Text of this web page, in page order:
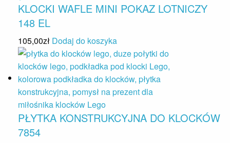
KLOCKI WAFLE MINI POKAZ LOTNICZY
148 EL
105,00zł Dodaj do koszyka
PŁYTKA KONSTRUKCYJNA DO KLOCKÓW
7854